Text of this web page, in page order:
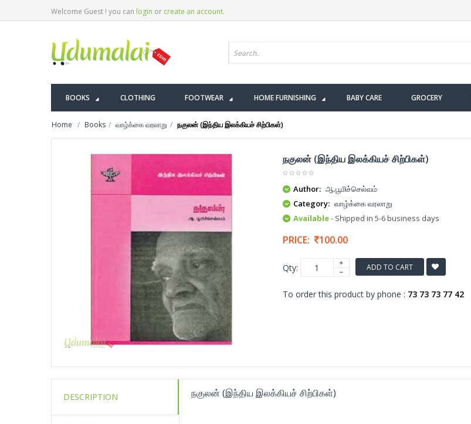
Welcome Guest ! you can login or create an account.
BOOKS CLOTHING FOOTWEAR HOME FURNISHING BABY CARE GROCERY
Home Books வாழ்க்கை வரலாறு நகுலன் (இந்திய இலக்கியச் சிற்பிகள்)
நகுலன் (இந்திய இலக்கியச் சிற்பிகள்)
Author: ஆ.பூமிச்செல்வம்
Category: வாழ்க்கை வரலாறு
Available- Shipped in 5-6 business days
PRICE: 100.00
Qty: ADD TO CART
To order this product by phone : 73 73 73 77 42
DESCRIPTION நகுலன் (இந்திய இலக்கியச் சிற்பிகள்)